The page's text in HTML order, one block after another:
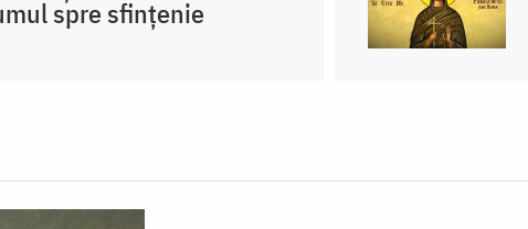
spre sfințenie